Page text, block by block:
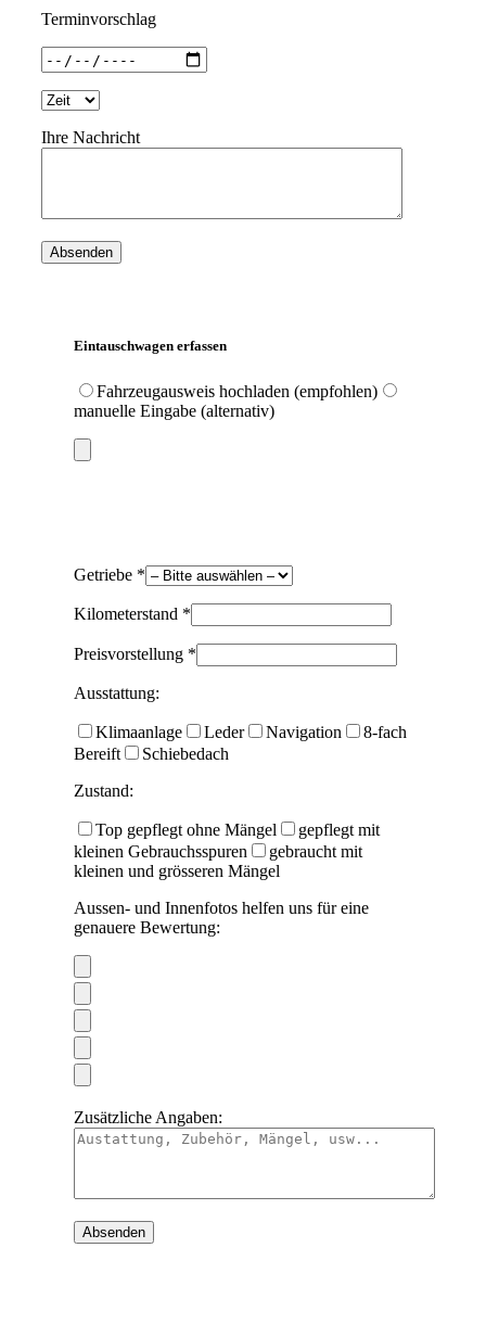
Terminvorschlag
Ihre Nachricht
Eintauschwagen erfassen
Fahrzeugausweis hochladen (empfohlen)
manuelle Eingabe (alternativ)
Getriebe *
Kilometerstand *
Preisvorstellung *
Ausstattung:
Klimaanlage Leder Navigation
8-fach
Bereift
Schiebedach
Zustand:
Top gepflegt ohne Mängel
gepflegt mit
kleinen Gebrauchsspuren
gebraucht mit
kleinen und grösseren Mängel
Aussen- und Innenfotos helfen uns für eine
genauere Bewertung:
Zusätzliche Angaben: